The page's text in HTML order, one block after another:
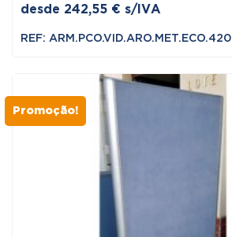
desde 242,55 € s/IVA
REF: ARM.PCO.VID.ARO.MET.ECO.420
Promoção!